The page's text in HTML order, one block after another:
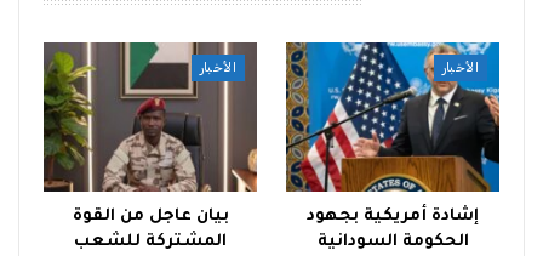
الأخبار
إشادة أمريكية بجهود
الحكومة السودانية
الأخبار
بيان عاجل من القوة
المشتركة للشعب